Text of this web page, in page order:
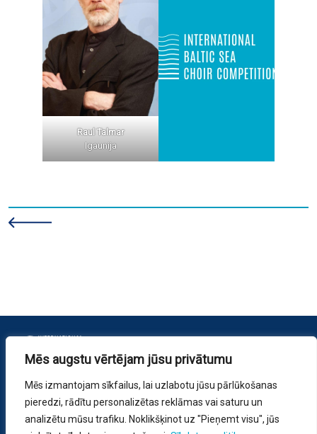
Mēs augstu vērtējam jūsu privātumu
Mēs izmantojam sīkfailus, lai uzlabotu jūsu pārlūkošanas
pieredzi, rādītu personalizētas reklāmas vai saturu un
analizētu mūsu trafiku. Noklikšķinot uz "Pieņemt visu", jūs
Raul Talmar
Igaunija
Privātuma politika